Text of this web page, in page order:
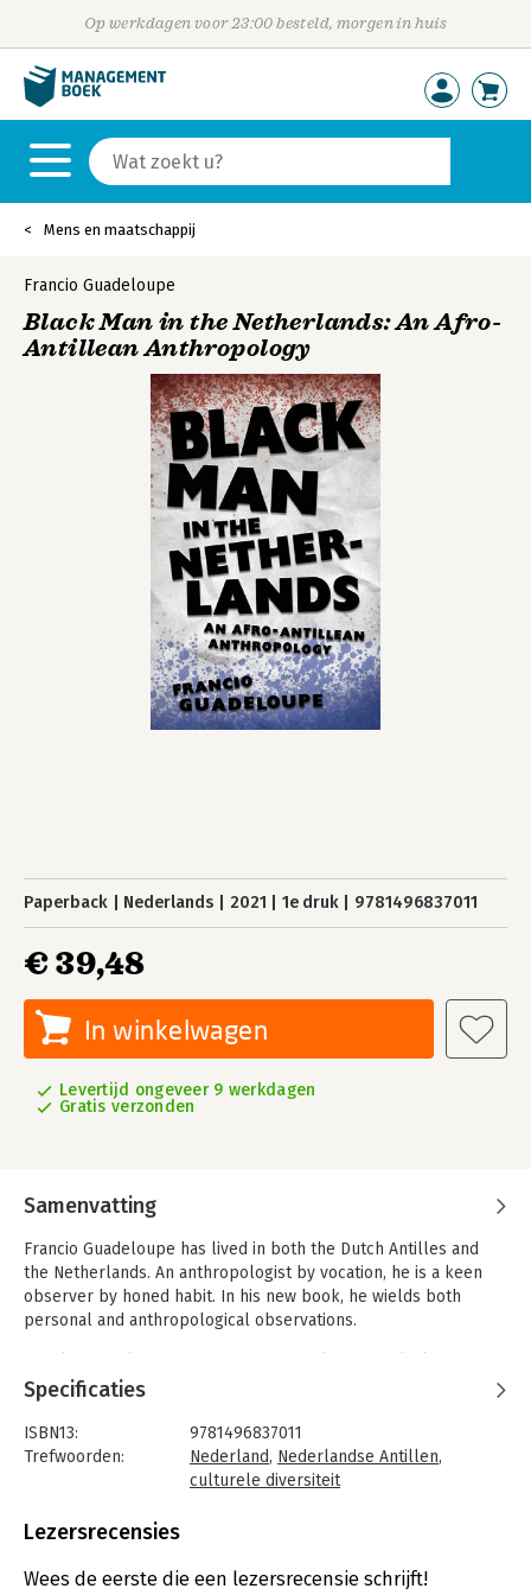
Op werkdagen voor 23:00 besteld, morgen in huis
Mens en maatschappij
Francio Guadeloupe
Black Man in the Netherlands: An Afro-
Antillean Anthropology
Paperback Nederlands 2021 1e druk 9781496837011
€ 39,48
In winkelwagen
Levertijd ongeveer 9 werkdagen
Gratis verzonden
Samenvatting
Francio Guadeloupe has lived in both the Dutch Antilles and
the Netherlands. An anthropologist by vocation, he is a keen
observer by honed habit. In his new book, he wields both
personal and anthropological observations.
the Netherlands charts Guadeloupe's coming of age and
adulthood in a Dutch world and movingly makes a global
contribution to the understanding of anti-Black racism.
Guadeloupe identifies the intersections among urban popular
culture, racism, and multiculturalism in youth culture in the
degrees to which traditional ethnic division collapses before a
What comes to light, given the ethnic multiplicity that Afro-
Specificaties
ISBN13:
9781496837011
Trefwoorden:
Nederland, Nederlandse Antillen,
culturele diversiteit
Bindwijze:
Uitgever:
University Press of Mississippi
Lezersrecensies
Wees de eerste die een lezersrecensie schrijft!